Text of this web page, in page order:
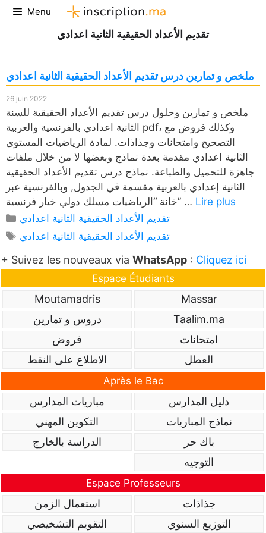
Aller
au
Menu
تقديم الأعداد الحقيقية الثانية اعدادي
ملخص و تمارين درس تقديم الأعداد الحقيقية الثانية اعدادي
26 juin 2022
ملخص و تمارين وحلول درس تقديم الأعداد الحقيقية للسنة
الثانية اعدادي بالفرنسية والعربية pdf، وكذلك فروض مع
التصحيح وامتحانات وجذاذات. لمادة الرياضيات المستوى
الثانية اعدادي مقدمة بعدة نماذج وبعضها لا من خلال ملفات
جاهزة للتحميل والطباعة. نماذج درس تقديم الأعداد الحقيقية
الثانية إعدادي بالعربية مقسمة في الجدول, وبالفرنسية عبر
خانة “الرياضيات مسلك دولي خيار فرنسية” … Lire plus
Catégories
تقديم الأعداد الحقيقية الثانية اعدادي
Étiquettes
تقديم الأعداد الحقيقية الثانية اعدادي
+ Suivez les nouveaux via WhatsApp : Cliquez ici
Espace Étudiants
Massar
Moutamadris
Taalim.ma
دروس و تمارين
امتحانات
فروض
العطل
الاطلاع على النقط
Après le Bac
دليل المدارس
مباريات المدارس
نماذج المباريات
التكوين المهني
باك حر
الدراسة بالخارج
التوجيه
Espace Professeurs
جذاذات
استعمال الزمن
التوزيع السنوي
التقويم التشخيصي